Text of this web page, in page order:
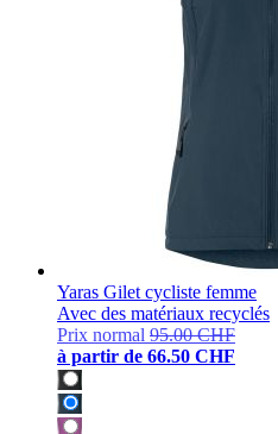
Yaras Gilet cycliste femme
Avec des matériaux recyclés
Prix normal 95.00 CHF
à partir de 66.50 CHF